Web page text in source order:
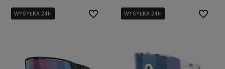
WYSYŁKA 24H
WYSYŁKA 24H
WYSYŁKA 24H
WYSYŁKA 24H Do ulubionychWYSYŁKA 24H
WYSYŁKA 24H
WYSYŁKA 24H
WYSYŁKA 24H Do